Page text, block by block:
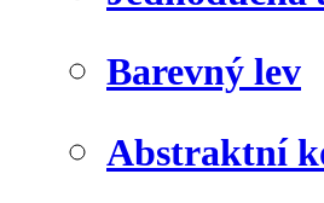
Barevný lev
Abstraktní